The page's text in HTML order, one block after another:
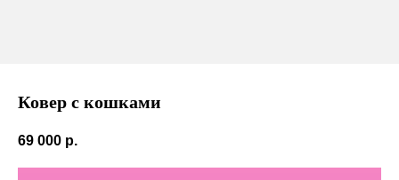
Ковер с кошками
69 000 р.